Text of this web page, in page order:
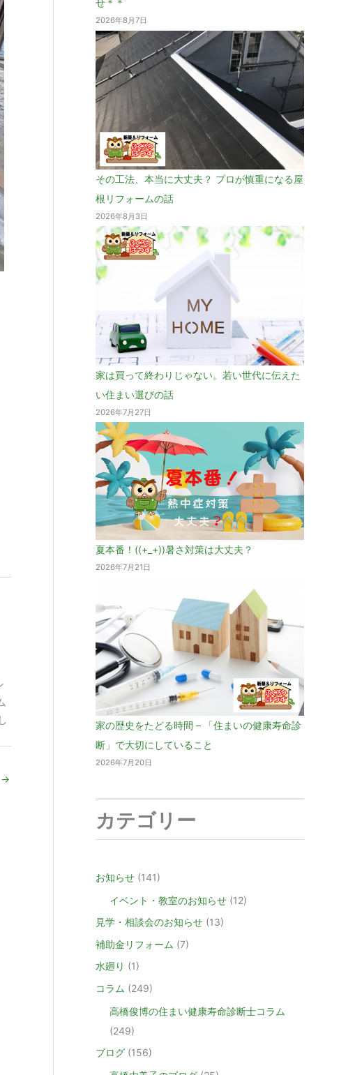
→
せ＊＊
2026年8月7日
その工法、本当に大丈夫？ プロが慎重になる屋
根リフォームの話
2026年8月3日
家は買って終わりじゃない。若い世代に伝えた
い住まい選びの話
2026年7月27日
夏本番！((+_+))暑さ対策は大丈夫？
2026年7月21日
家の歴史をたどる時間 – 「住まいの健康寿命診
断」で大切にしていること
2026年7月20日
カテゴリー
お知らせ (141)
イベント・教室のお知らせ (12)
見学・相談会のお知らせ (13)
補助金リフォーム (7)
水廻り (1)
コラム (249)
高橋俊博の住まい健康寿命診断士コラム
(249)
ブログ (156)